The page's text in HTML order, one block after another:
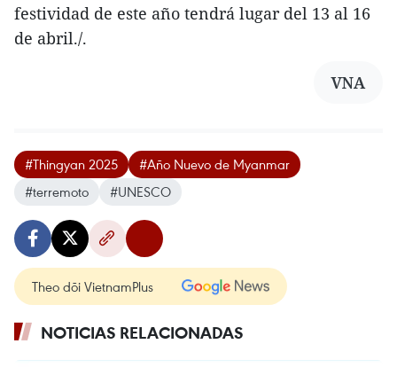
festividad de este año tendrá lugar del 13 al 16
de abril./.
VNA
#Thingyan 2025
#Año Nuevo de Myanmar
#terremoto
#UNESCO
Theo dõi VietnamPlus
NOTICIAS RELACIONADAS